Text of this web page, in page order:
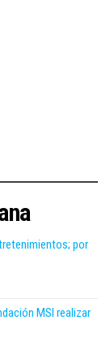
por
MSI realizar